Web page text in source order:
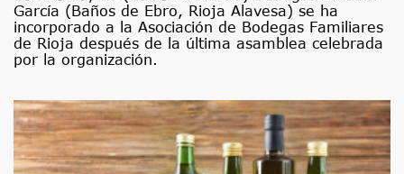
García (Baños de Ebro, Rioja Alavesa) se ha
incorporado a la Asociación de Bodegas Familiares
de Rioja después de la última asamblea celebrada
por la organización.